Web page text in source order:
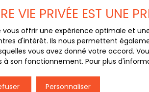
VIE PRIVÉE EST UNE
vous offrir une expérience optimale et
d'intérêt. Ils nous permettent
vous avez donné votre accord.
à son fonctionnement. Pour plus
Personnaliser